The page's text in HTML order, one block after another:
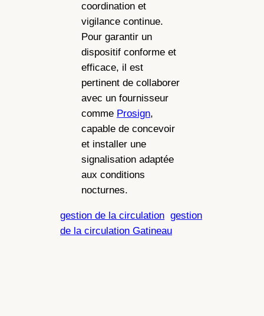
coordination et
vigilance continue.
Pour garantir un
dispositif conforme et
efficace, il est
pertinent de collaborer
avec un fournisseur
comme Prosign,
capable de concevoir
et installer une
signalisation adaptée
aux conditions
nocturnes.
gestion de la circulation gestion
de la circulation Gatineau